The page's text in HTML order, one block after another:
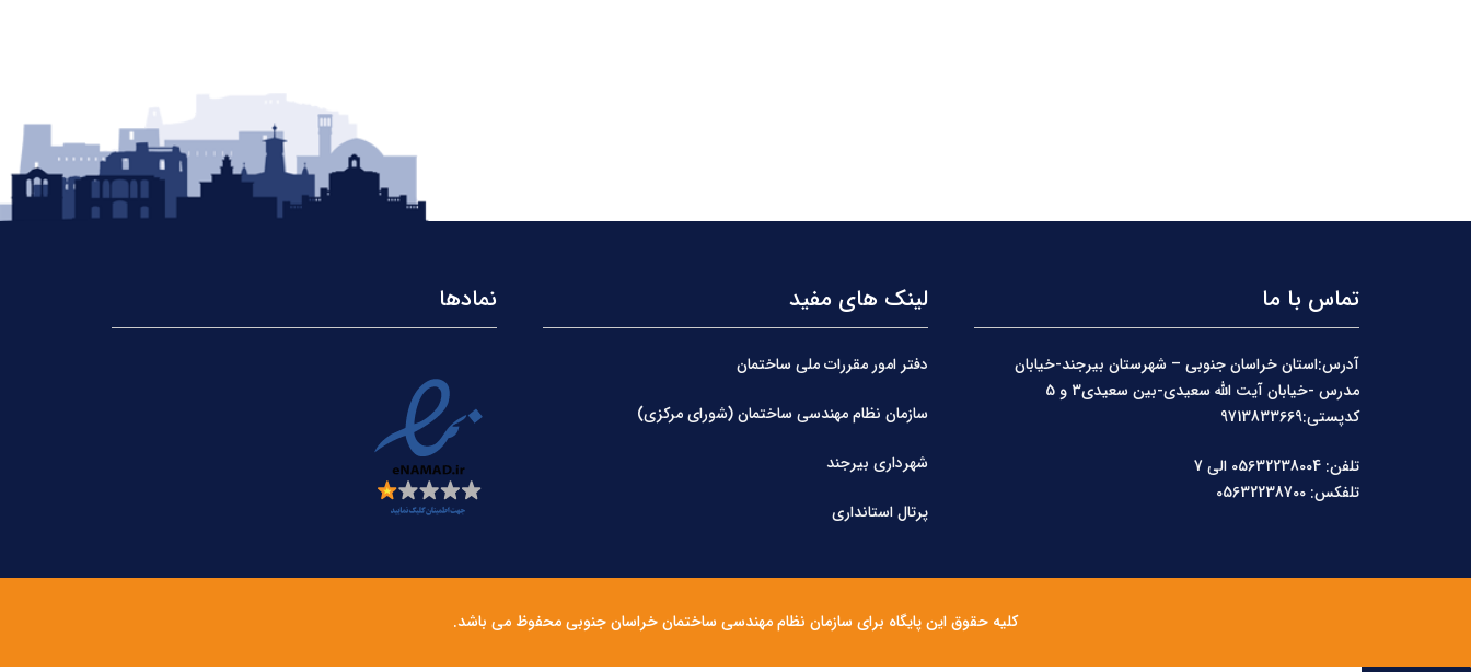
تماس با ما
آدرس:استان خراسان جنوبی – شهرستان بیرجند-خیابان
کدپستی:9713833669
تلفن: 05632238004 الی 7
تلفکس: 05632238700
لینک های مفید
دفتر امور مقررات ملی ساختمان
سازمان نظام مهندسی ساختمان (شورای مرکزی)
شهرداری بیرجند
پرتال استانداری
نمادها
کلیه حقوق این پایگاه برای سازمان نظام مهندسی ساختمان خراسان جنوبی محفوظ می باشد.